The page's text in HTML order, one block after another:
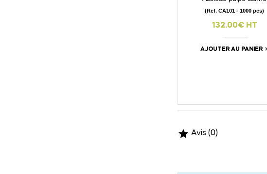
visibility
(Ref. CA101 - 1000 pcs)
132.00€ HT
AJOUTER AU PANIER
 Avis (0)